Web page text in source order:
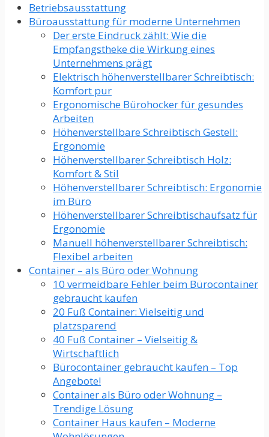
Betriebsausstattung
Büroausstattung für moderne Unternehmen
Der erste Eindruck zählt: Wie die
Empfangstheke die Wirkung eines
Unternehmens prägt
Elektrisch höhenverstellbarer Schreibtisch:
Komfort pur
Ergonomische Bürohocker für gesundes
Arbeiten
Höhenverstellbare Schreibtisch Gestell:
Ergonomie
Höhenverstellbarer Schreibtisch Holz:
Komfort & Stil
Höhenverstellbarer Schreibtisch: Ergonomie
im Büro
Höhenverstellbarer Schreibtischaufsatz für
Ergonomie
Manuell höhenverstellbarer Schreibtisch:
Flexibel arbeiten
Container – als Büro oder Wohnung
10 vermeidbare Fehler beim Bürocontainer
gebraucht kaufen
20 Fuß Container: Vielseitig und
platzsparend
40 Fuß Container – Vielseitig &
Wirtschaftlich
Bürocontainer gebraucht kaufen – Top
Angebote!
Container als Büro oder Wohnung –
Trendige Lösung
Container Haus kaufen – Moderne